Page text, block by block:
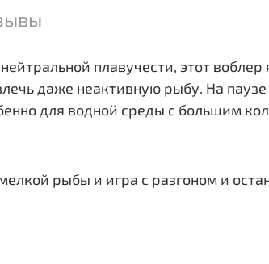
плавучести, этот
даже неактивную рыбу. На
для водной среды с большим
рыбы и игра с разгоном и